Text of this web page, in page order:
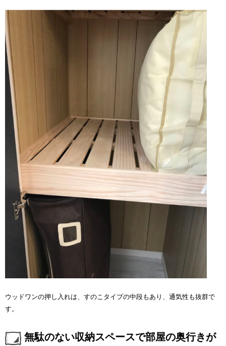
ウッドワンの押し入れは、すのこタイプの中段もあり、通気性も抜群で
す。
無駄のない収納スペースで部屋の奥行きが